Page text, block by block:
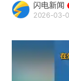
闪电新闻
2026-03-